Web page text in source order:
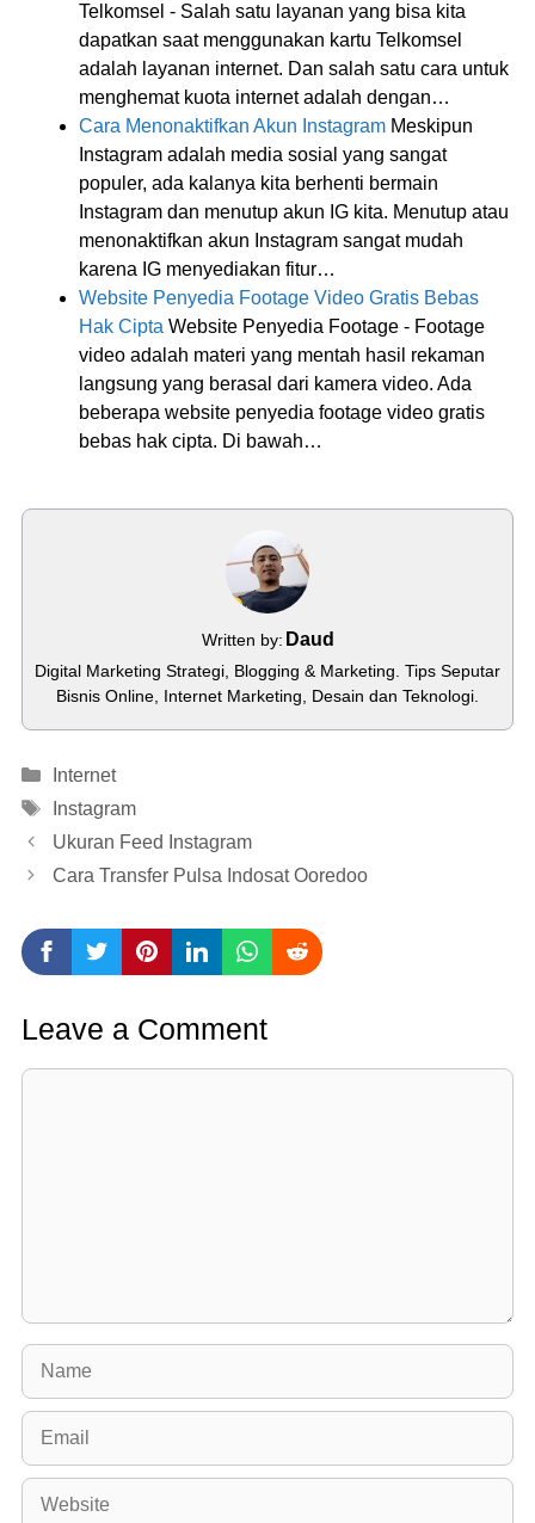
Telkomsel - Salah satu layanan yang bisa kita
dapatkan saat menggunakan kartu Telkomsel
adalah layanan internet. Dan salah satu cara untuk
menghemat kuota internet adalah dengan…
Cara Menonaktifkan Akun Instagram Meskipun
Instagram adalah media sosial yang sangat
populer, ada kalanya kita berhenti bermain
Instagram dan menutup akun IG kita. Menutup atau
menonaktifkan akun Instagram sangat mudah
karena IG menyediakan fitur…
Website Penyedia Footage Video Gratis Bebas
Hak Cipta Website Penyedia Footage - Footage
video adalah materi yang mentah hasil rekaman
langsung yang berasal dari kamera video. Ada
beberapa website penyedia footage video gratis
bebas hak cipta. Di bawah…
Written by: Daud
Digital Marketing Strategi, Blogging & Marketing. Tips Seputar
Bisnis Online, Internet Marketing, Desain dan Teknologi.
Categories
Internet
Tags
Instagram
Ukuran Feed Instagram
Cara Transfer Pulsa Indosat Ooredoo
Leave a Comment
Comment
Name
Email
Website